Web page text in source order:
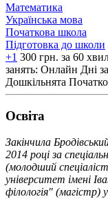
Математика
Українська мова
Початкова школа
Підготовка до школи
+1 300 грн. за 60
занять: Онлайн Дні
Дошкільнята
Освiта
Закінчила
2014 році за
(молодший
університет імені
філологія" (магістр)